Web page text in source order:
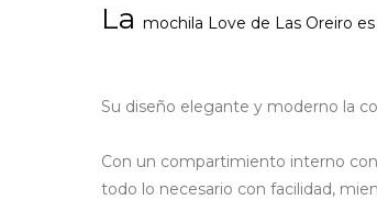
La mochila Love de Las Oreiro
Su diseño elegante y moderno la
Con un compartimiento interno
todo lo necesario con facilidad,